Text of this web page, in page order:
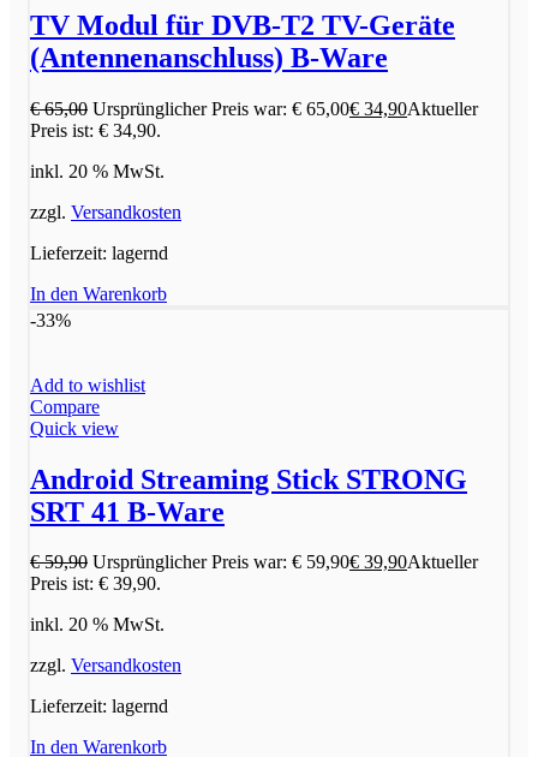
TV Modul für DVB-T2 TV-Geräte
(Antennenanschluss) B-Ware
€65,00 Ursprünglicher Preis war: € 65,00€ 34,90Aktueller
Preis ist: € 34,90.
inkl. 20 % MwSt.
zzgl. Versandkosten
Lieferzeit: lagernd
In den Warenkorb
-33%
Add to wishlist
Compare
Quick view
Android Streaming Stick STRONG
SRT 41 B-Ware
€59,90 Ursprünglicher Preis war: € 59,90€ 39,90Aktueller
Preis ist: € 39,90.
inkl. 20 % MwSt.
zzgl. Versandkosten
Lieferzeit: lagernd
In den Warenkorb